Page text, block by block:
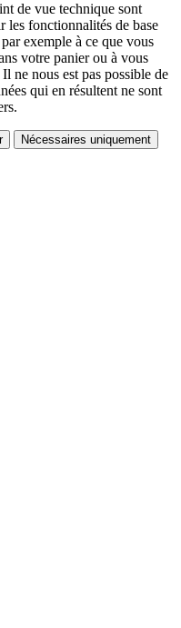
de vue technique sont
les fonctionnalités de base
exemple à ce que vous
votre panier ou à vous
ne nous est pas possible de
qui en résultent ne sont
Nécessaires uniquement